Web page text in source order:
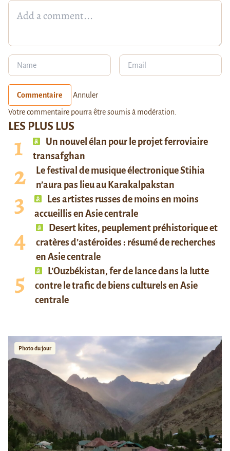
LES PLUS LUS
Un nouvel élan pour le projet ferroviaire
transafghan
Le festival de musique électronique Stihia
n’aura pas lieu au Karakalpakstan
Les artistes russes de moins en moins
accueillis en Asie centrale
Desert kites, peuplement préhistorique et
cratères d’astéroïdes : résumé de recherches
en Asie centrale
L’Ouzbékistan, fer de lance dans la lutte
contre le trafic de biens culturels en Asie
centrale
Photo du jour
Commentaire Annuler
Votre commentaire pourra être soumis à modération.